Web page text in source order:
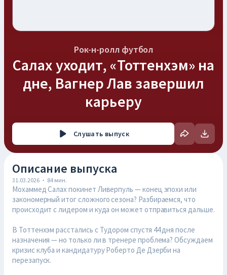
Рок-н-ролл футбол
Салах уходит, «Тоттенхэм» на
дне, Вагнер Лав завершил
карьеру
Слушать выпуск
Описание выпуска
31.03.2026 · 84 мин.
Мохаммед Салах покинет Ливерпуль — конец эпохи или
закономерный итог сложного сезона? Разбираемся, что
происходит с лидером и куда он может отправиться дальше.
В Тоттенхэм расстались с Тудором спустя 44 дня после
назначения — но только ли в тренере проблема? Обсуждаем
кризис клуба и кандидатуру Роберто Де Дзерби на
перезапуск.